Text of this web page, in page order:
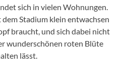
sich in vielen Wohnungen.
dem Stadium klein entwachsen
braucht, und sich dabei nicht
wunderschönen roten Blüte
lässt.